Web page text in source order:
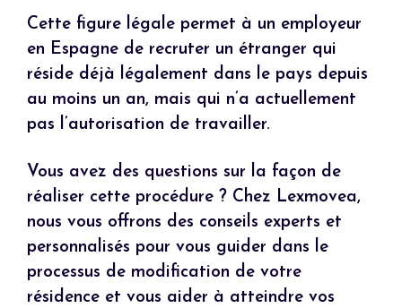
Cette figure légale permet à un employeur
en Espagne de recruter un étranger qui
réside déjà légalement dans le pays depuis
au moins un an, mais qui n’a actuellement
pas l’autorisation de travailler.
Vous avez des questions sur la façon de
réaliser cette procédure ? Chez Lexmovea,
nous vous offrons des conseils experts et
personnalisés pour vous guider dans le
processus de modification de votre
résidence et vous aider à atteindre vos